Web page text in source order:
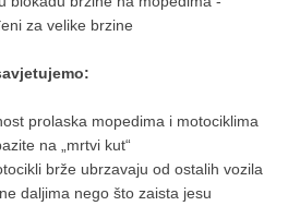
za velike brzine
prolaska mopedima i motociklima
na „mrtvi kut“
brže ubrzavaju od ostalih vozila
daljima nego što zaista jesu